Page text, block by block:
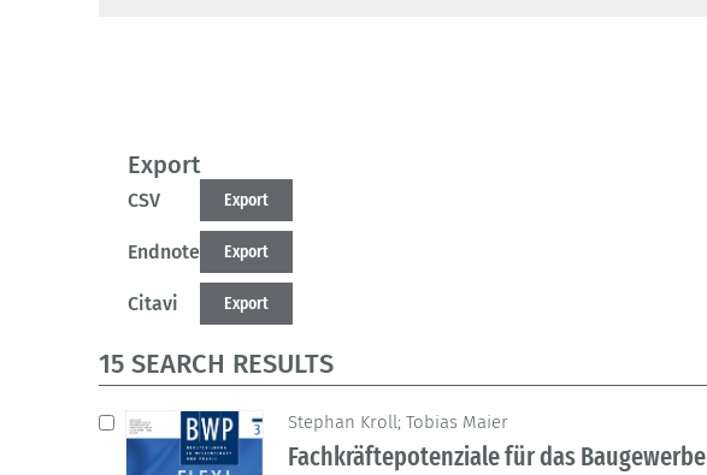
Export
CSV Export
Endnote Export
Citavi Export
15 SEARCH RESULTS
Stephan Kroll; Tobias Maier
Fachkräftepotenziale für das Baugewerbe